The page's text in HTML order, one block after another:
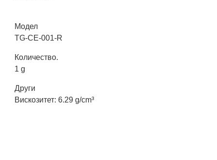
Модел
TG-CE-001-R
Количество.
1 g
Други
Вискозитет: 6.29 g/cm³